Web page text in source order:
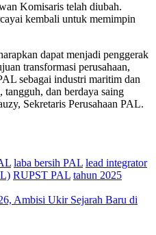
Komisaris telah diubah.
kembali untuk memimpin
dapat menjadi penggerak
transformasi perusahaan,
sebagai industri maritim dan
tangguh, dan berdaya saing
Sekretaris Perusahaan PAL.
laba bersih PAL lead integrator
RUPST PAL tahun 2025
Ambisi Ukir Sejarah Baru di